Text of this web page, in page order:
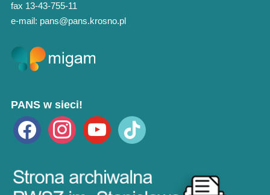
fax 13-43-755-11
e-mail: pans@pans.krosno.pl
PANS w sieci!
facebook instagramyoutube tiktok